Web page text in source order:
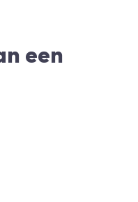
een